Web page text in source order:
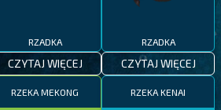
RZADKA
CZYTAJ WIĘCEJ
RZADKA
CZYTAJ WIĘCEJ
RZEKA MEKONG RZEKA KENAI